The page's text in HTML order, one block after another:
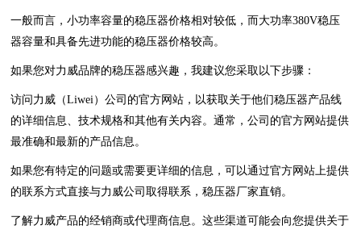
一般而言，小功率容量的稳压器价格相对较低，而大功率380V稳压
器容量和具备先进功能的稳压器价格较高。
如果您对力威品牌的稳压器感兴趣，我建议您采取以下步骤：
访问力威（Liwei）公司的官方网站，以获取关于他们稳压器产品线
的详细信息、技术规格和其他有关内容。通常，公司的官方网站提供
最准确和最新的产品信息。
如果您有特定的问题或需要更详细的信息，可以通过官方网站上提供
的联系方式直接与力威公司取得联系，稳压器厂家直销。
了解力威产品的经销商或代理商信息。这些渠道可能会向您提供关于